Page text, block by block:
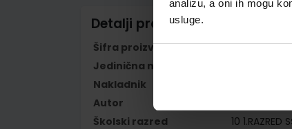
analizu, a oni ih mogu
usluge.
Detalji proizvoda
Šifra proizvoda
596355
Jedinična mjera
Nakladnik
Autor
Školski razred
10 1.RAZRED